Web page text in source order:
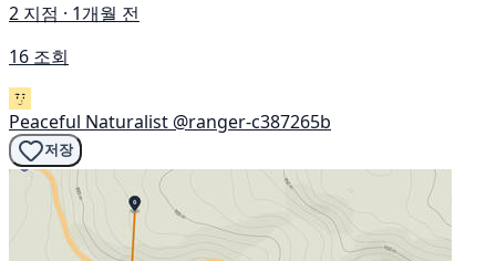
2 지점 · 1개월 전
16 조회
Peaceful Naturalist @ranger-c387265b
저장